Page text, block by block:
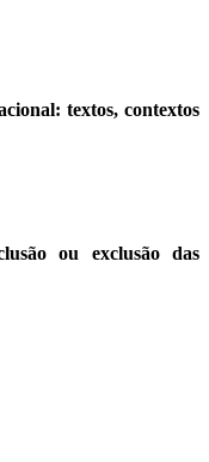
textos, contextos
ou exclusão das